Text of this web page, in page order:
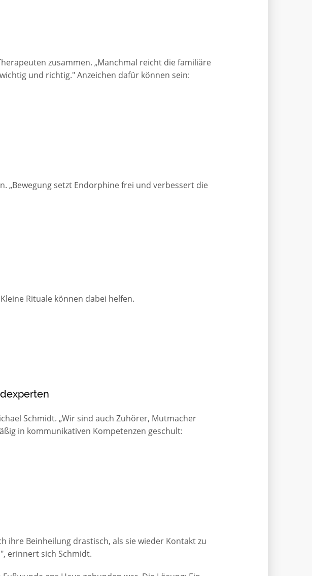
zusammen. „Manchmal reicht die familiäre
und richtig." Anzeichen dafür können sein:
„Bewegung setzt Endorphine frei und verbessert die
Rituale können dabei helfen.
Schmidt. „Wir sind auch Zuhörer, Mutmacher
in kommunikativen Kompetenzen geschult:
ihre Beinheilung drastisch, als sie wieder Kontakt zu
erinnert sich Schmidt.